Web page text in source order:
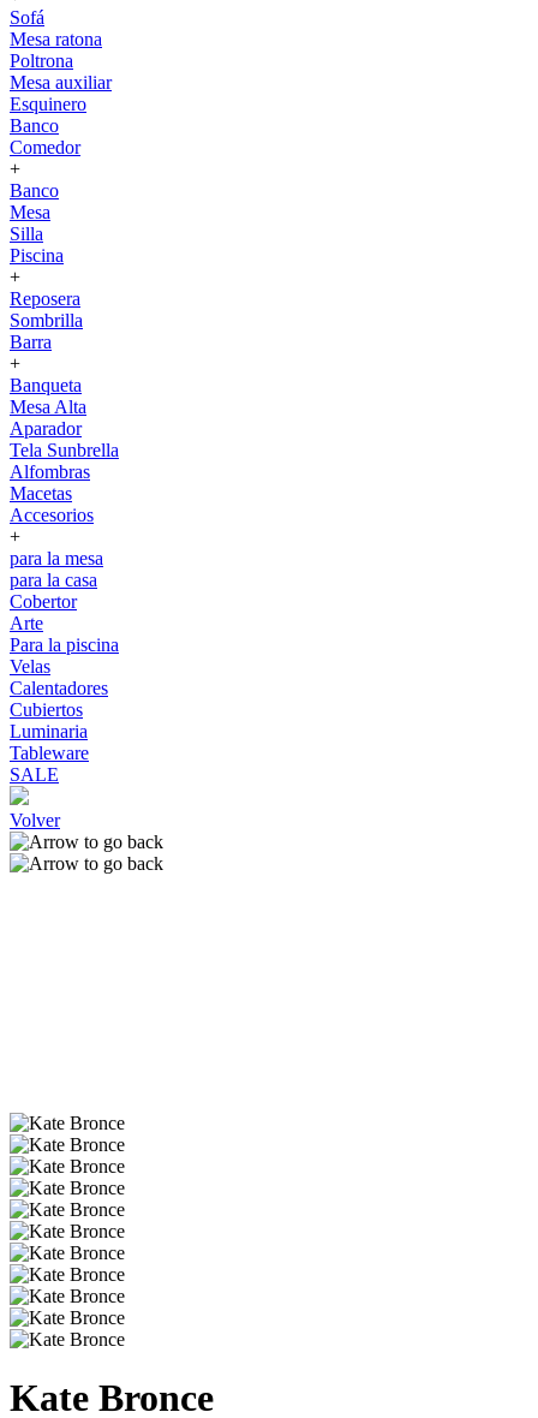
Sofá
Mesa ratona
Poltrona
Mesa auxiliar
Esquinero
Banco
Comedor
+
Banco
Mesa
Silla
Piscina
+
Reposera
Sombrilla
Barra
+
Banqueta
Mesa Alta
Aparador
Tela Sunbrella
Alfombras
Macetas
Accesorios
+
para la mesa
para la casa
Cobertor
Arte
Para la piscina
Velas
Calentadores
Cubiertos
Luminaria
Tableware
SALE
Volver
Kate Bronce